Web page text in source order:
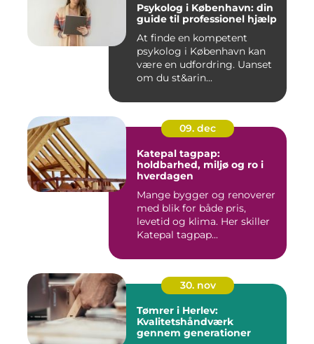
Psykolog i København: din
guide til professionel hjælp
At finde en kompetent
psykolog i København kan
være en udfordring. Uanset
om du st&arin...
09. dec
Katepal tagpap:
holdbarhed, miljø og ro i
hverdagen
Mange bygger og renoverer
med blik for både pris,
levetid og klima. Her skiller
Katepal tagpap...
30. nov
Tømrer i Herlev:
Kvalitetshåndværk
gennem generationer